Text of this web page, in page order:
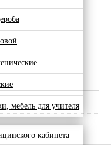
мебель для учителя
кабинета